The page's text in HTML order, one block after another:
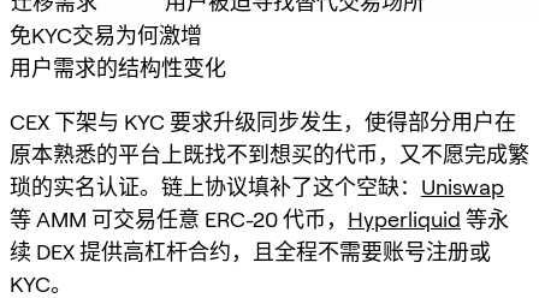
免KYC交易为何激增
用户需求的结构性变化
CEX 下架与 KYC 要求升级同步发生，使得部分用户在
原本熟悉的平台上既找不到想买的代币，又不愿完成繁
琐的实名认证。链上协议填补了这个空缺： Uniswap
等 AMM 可交易任意 ERC-20 代币， Hyperliquid 等永
续 DEX 提供高杠杆合约，且全程不需要账号注册或
KYC。